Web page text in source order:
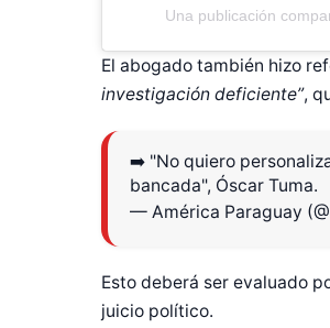
Una publicación
El abogado también hizo
investigación deficiente”,
➡️ "No quiero
bancada", Óscar Tuma.
— América Paraguay
Esto deberá ser evaluado
juicio político.